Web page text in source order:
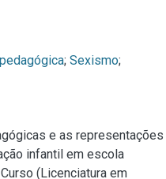
; Sexismo;
e as representações
infantil em escola
(Licenciatura em